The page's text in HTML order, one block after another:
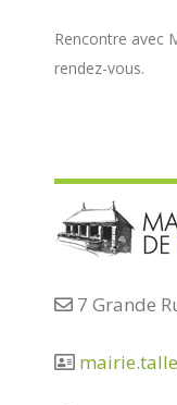
Rencontre avec
rendez-vous.
7 Grande